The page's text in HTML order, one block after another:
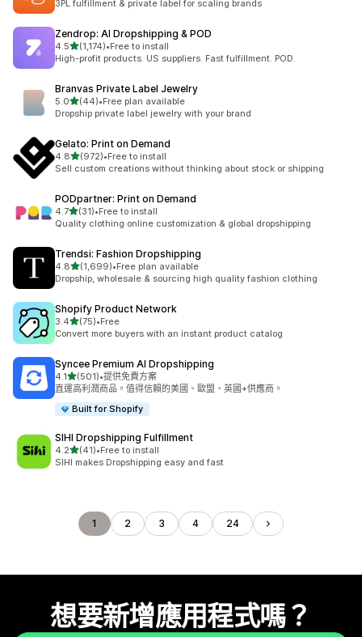
3PL fulfillment & private label for scaling brands
Zendrop: AI Dropshipping & POD
4.5滿分 5 顆星
(1,174)
共有 1174 則評價
•Free to install
High-profit products. US suppliers. Fast fulfillment. POD.
Branvas Private Label Jewelry
5.0滿分 5 顆星
(44)
共有 44 則評價
•Free plan available
Dropship private label jewelry with your brand
Gelato: Print on Demand
4.8滿分 5 顆星
(972)
共有 972 則評價
•Free to install
Sell custom creations without thinking about stock or shipping
PODpartner: Print on Demand
4.7滿分 5 顆星
(31)
共有 31 則評價
•Free to install
Quality clothing online customization & global dropshipping
Trendsi: Fashion Dropshipping
4.8滿分 5 顆星
(1,699)
共有 1699 則評價
•Free plan available
Dropship, wholesale & sourcing high quality fashion clothing
Shopify Product Network
3.4滿分 5 顆星
(75)
共有 75 則評價
•Free
Convert more buyers with an instant product catalog
Syncee Premium AI Dropshipping
4.1滿分 5 顆星
(501)
共有 501 則評價
•提供免費方案
直運高利潤商品。值得信賴的美國、歐盟、英國+供應商。
Built for Shopify
SIHI Dropshipping Fulfillment
4.2滿分 5 顆星
(41)
共有 41 則評價
•Free to install
SIHI makes Dropshipping easy and fast
1 2 3 4 24
想要新增應用程式嗎？